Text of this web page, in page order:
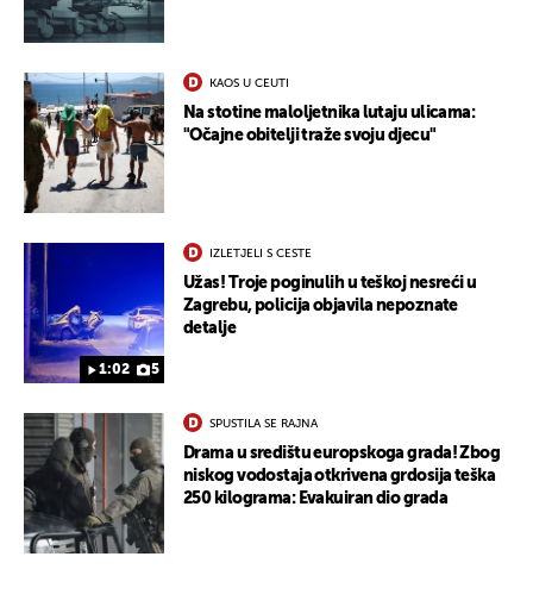
KAOS U CEUTI
Na stotine maloljetnika lutaju ulicama:
"Očajne obitelji traže svoju djecu"
1:02 5
IZLETJELI S CESTE
Užas! Troje poginulih u teškoj nesreći u
Zagrebu, policija objavila nepoznate
detalje
SPUSTILA SE RAJNA
Drama u središtu europskoga grada! Zbog
niskog vodostaja otkrivena grdosija teška
250 kilograma: Evakuiran dio grada